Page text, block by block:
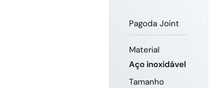
Pagoda Joint
Material
Aço inoxidável
Tamanho